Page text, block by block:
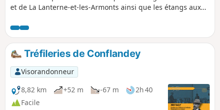
et de La Lanterne-et-les-Armonts ainsi que les étangs aux
oublier la rivière La Lanterne qui prend sa source dans le
village et qui se jette dans la Saône à Conflandey.
Tréfileries de Conflandey
Visorandonneur
8,82 km
+52 m -67 m
2h 40
Facile